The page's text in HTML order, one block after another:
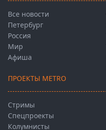
Все новости
Петербург
Россия
Мир
Афиша
ПРОЕКТЫ METRO
Стримы
Спецпроекты
Колумнисты